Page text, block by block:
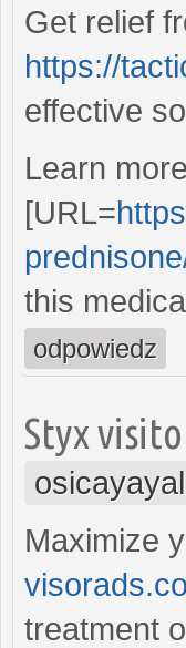
Get relief
https://
effective
Learn
[URL=
this
odpowiedz
Styx
Maximize
treatment